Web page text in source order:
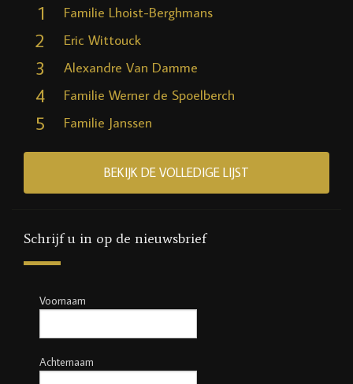
1 Familie Lhoist-Berghmans
2 Eric Wittouck
3 Alexandre Van Damme
4 Familie Werner de Spoelberch
5 Familie Janssen
BEKIJK DE VOLLEDIGE LIJST
Schrijf u in op de nieuwsbrief
Voornaam
Achternaam